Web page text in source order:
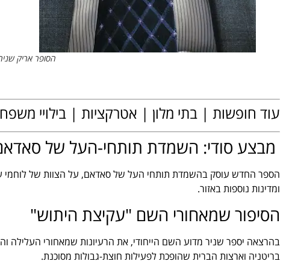
הסופר אריק
עוד חופשות | בתי מלון | אטרקציות | בילויי
מבצע סודי: השמדת תותחי-העל של
הספר החדש עוסק בהשמדת תותחי העל של סאדאם, על הצוות של לוחמי
ומדינות נוספות באזור.
הסיפור שמאחורי השם "עקיצת היתוש"
בהרצאה יספר שניר מדוע השם הייחודי, את הרעיונות שמאחורי העלילה
בריטניה וארצות הברית שהופכת לפעילות חוצת-גבולות מסוכנת.